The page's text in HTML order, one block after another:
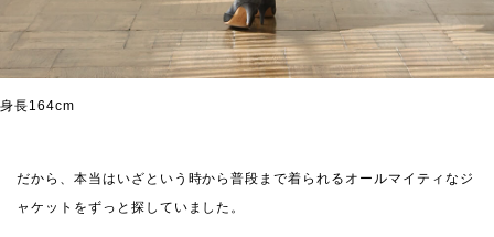
身長164cm
だから、本当はいざという時から普段まで着られるオールマイティなジ
ャケットをずっと探していました。